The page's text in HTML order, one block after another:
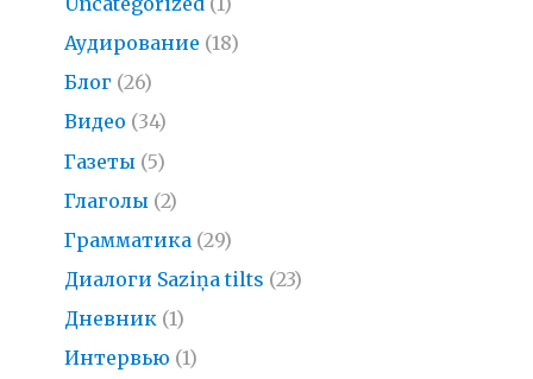
Аудирование (18)
Блог (26)
Видео (34)
Газеты (5)
Глаголы (2)
Грамматика (29)
Диалоги Saziņa tilts (23)
Дневник (1)
Интервью (1)